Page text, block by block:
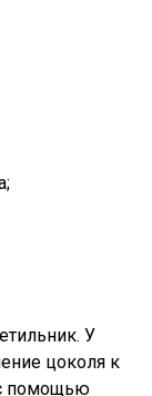
У
цоколя к
с помощью